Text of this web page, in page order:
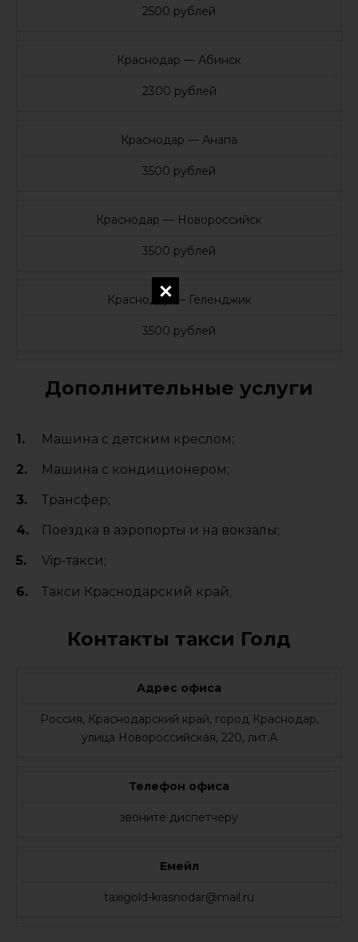
2500 рублей
Краснодар — Абинск
2300 рублей
Краснодар — Анапа
3500 рублей
Краснодар — Новороссийск
3500 рублей
Краснодар — Геленджик
3500 рублей
Дополнительные услуги
Машина с детским креслом;
Машина с кондиционером;
Трансфер;
Поездка в аэропорты и на вокзалы;
Vip-такси;
Такси Краснодарский край;
Контакты такси Голд
Адрес офиса
Россия, Краснодарский край, город Краснодар,
улица Новороссийская, 220, лит.А
Телефон офиса
звоните диспетчеру
Емейл
taxigold-krasnodar@mail.ru